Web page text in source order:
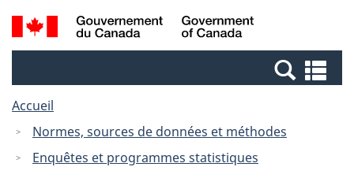
Passer
au
Passer
à
Canada
Recherche
et
et
Accueil
Normes, sources de données et méthodes
Enquêtes et programmes statistiques